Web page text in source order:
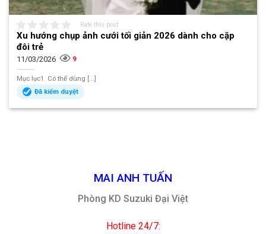
Rate this post
Xu hướng chụp ảnh cưới tối giản 2026 dành cho cặp
đôi trẻ
11/03/2026 9
Mục lục1. Có thể dùng [...]
Đã kiểm duyệt
MAI ANH TUẤN
Phòng KD Suzuki Đại Việt
Hotline 24/7: